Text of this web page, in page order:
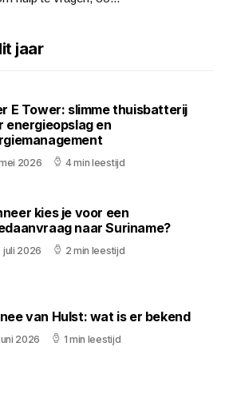
jaar
E Tower: slimme thuisbatterij
energieopslag en
mei 2026 4 min leestijd
kies je voor een
naar Suriname?
juli 2026 2 min leestijd
van Hulst: wat is er bekend
2026 1 min leestijd